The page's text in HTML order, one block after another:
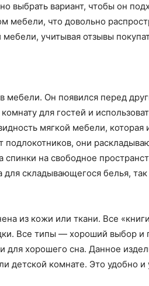
выбрать вариант, чтобы он
мебели, что довольно
учитывая отзывы
мебели. Он появился перед
для гостей и
мягкой мебели,
они
спинки на свободное
для складывающегося белья,
из кожи или ткани. Все
Все типы — хороший выбор и
для хорошего сна. Данное
детской комнате. Это удобно и